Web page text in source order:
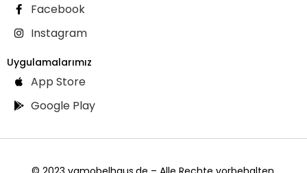
Facebook
Instagram
Uygulamalarımız
App Store
Google Play